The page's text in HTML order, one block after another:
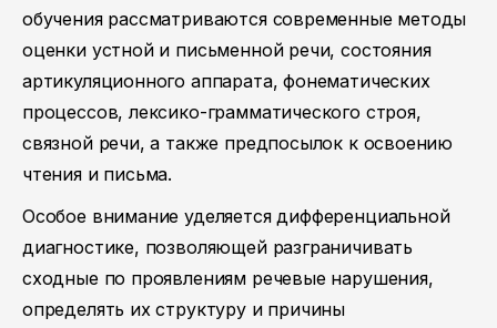
обучения рассматриваются современные методы
оценки устной и письменной речи, состояния
артикуляционного аппарата, фонематических
процессов, лексико-грамматического строя,
связной речи, а также предпосылок к освоению
чтения и письма.
Особое внимание уделяется дифференциальной
диагностике, позволяющей разграничивать
сходные по проявлениям речевые нарушения,
определять их структуру и причины